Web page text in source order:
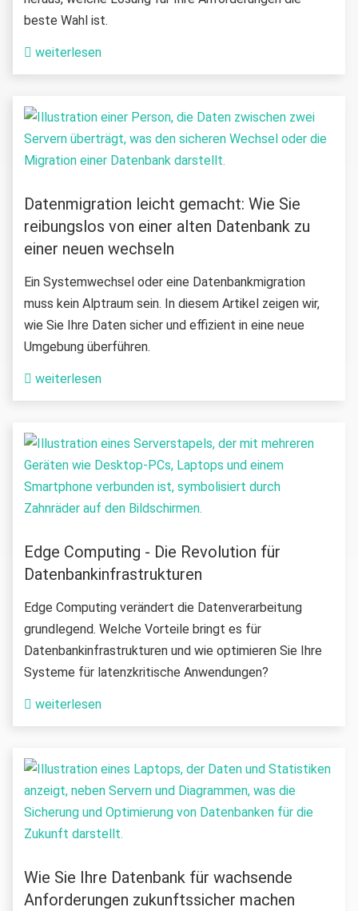
beste Wahl ist.
weiterlesen
Datenmigration leicht gemacht: Wie Sie
reibungslos von einer alten Datenbank zu
einer neuen wechseln
Ein Systemwechsel oder eine Datenbankmigration
muss kein Alptraum sein. In diesem Artikel zeigen wir,
wie Sie Ihre Daten sicher und effizient in eine neue
Umgebung überführen.
weiterlesen
Edge Computing - Die Revolution für
Datenbankinfrastrukturen
Edge Computing verändert die Datenverarbeitung
grundlegend. Welche Vorteile bringt es für
Datenbankinfrastrukturen und wie optimieren Sie Ihre
Systeme für latenzkritische Anwendungen?
weiterlesen
Wie Sie Ihre Datenbank für wachsende
Anforderungen zukunftssicher machen